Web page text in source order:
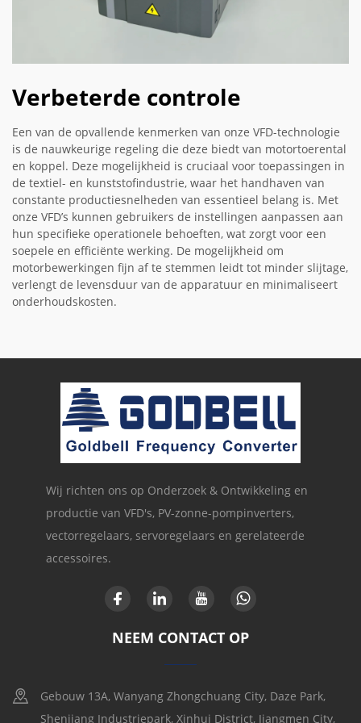
Verbeterde controle
Een van de opvallende kenmerken van onze VFD-technologie
is de nauwkeurige regeling die deze biedt van motortoerental
en koppel. Deze mogelijkheid is cruciaal voor toepassingen in
de textiel- en kunststofindustrie, waar het handhaven van
constante productiesnelheden van essentieel belang is. Met
onze VFD’s kunnen gebruikers de instellingen aanpassen aan
hun specifieke operationele behoeften, wat zorgt voor een
soepele en efficiënte werking. De mogelijkheid om
motorbewerkingen fijn af te stemmen leidt tot minder slijtage,
verlengt de levensduur van de apparatuur en minimaliseert
onderhoudskosten.
Wij richten ons op Onderzoek & Ontwikkeling en
productie van VFD's, PV-zonne-pompinverters,
vectorregelaars, servoregelaars en gerelateerde
accessoires.
NEEM CONTACT OP
Gebouw 13A, Wanyang Zhongchuang City, Daze Park,
Shenjiang Industriepark, Xinhui District, Jiangmen City,